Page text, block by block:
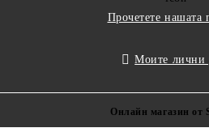
Прочетете нашата
Моите лични
Онлайн магазин от